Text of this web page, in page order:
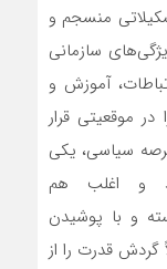
منسجم و
سازمانی
آموزش و
موقعیتی قرار
سیاسی، یکی
و اغلب هم
و با پوشیدن
قدرت را از